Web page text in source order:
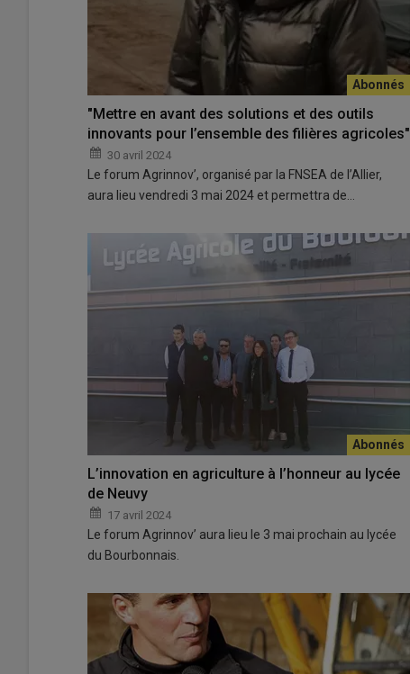
"Mettre en avant des solutions et des outils
innovants pour l’ensemble des filières agricoles"
30 avril 2024
Le forum Agrinnov’, organisé par la FNSEA de l’Allier,
aura lieu vendredi 3 mai 2024 et permettra de…
L’innovation en agriculture à l’honneur au lycée
de Neuvy
17 avril 2024
Le forum Agrinnov’ aura lieu le 3 mai prochain au lycée
du Bourbonnais.